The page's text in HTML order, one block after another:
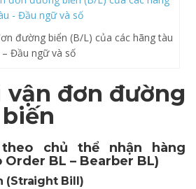
đường biển (B/L) của các hãng tàu
– Đầu ngữ và số
vận đơn đường
chủ thể nhận hàng
Order BL – Bearber BL)
(Straight Bill)